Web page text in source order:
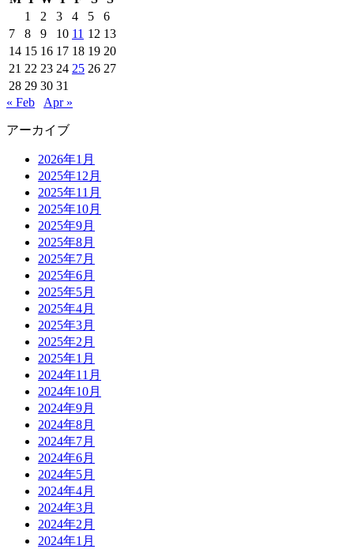
1
2 3 4 5
6
7
8 9 10 11 12 13
14 15 16 17 18 19 20
21 22 23 24 25 26 27
28 29 30 31
« Feb
Apr »
アーカイブ
2026年1月
2025年12月
2025年11月
2025年10月
2025年9月
2025年8月
2025年7月
2025年6月
2025年5月
2025年4月
2025年3月
2025年2月
2025年1月
2024年11月
2024年10月
2024年9月
2024年8月
2024年7月
2024年6月
2024年5月
2024年4月
2024年3月
2024年2月
2024年1月